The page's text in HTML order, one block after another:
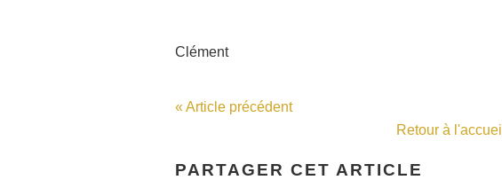
Clément
« Article précédent
Retour à l'accueil
PARTAGER CET ARTICLE